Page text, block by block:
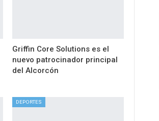
Griffin Core Solutions es el
nuevo patrocinador principal
del Alcorcón
DEPORTES